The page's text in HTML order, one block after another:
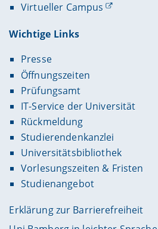
Virtueller Campus
Wichtige Links
Presse
Öffnungszeiten
Prüfungsamt
IT-Service der Universität
Rückmeldung
Studierendenkanzlei
Universitätsbibliothek
Vorlesungszeiten & Fristen
Studienangebot
Erklärung zur Barrierefreiheit